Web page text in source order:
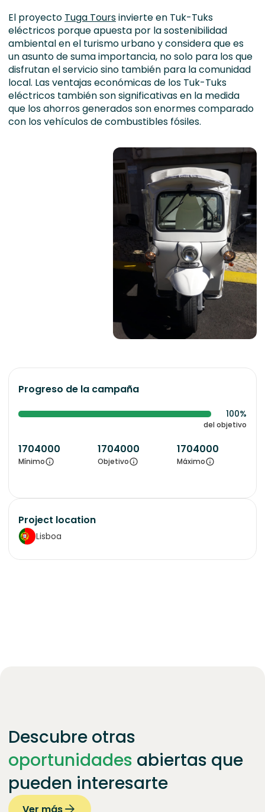
El proyecto Tuga Toursinvierte en Tuk-Tuks
eléctricos porque apuesta por la sostenibilidad
ambiental en el turismo urbano y considera que es
un asunto de suma importancia, no solo para los que
disfrutan el servicio sino también para la comunidad
local. Las ventajas económicas de los Tuk-Tuks
eléctricos también son significativas en la medida
que los ahorros generados son enormes comparado
con los vehículos de combustibles fósiles.
Progreso de la campaña
100%
del objetivo
1704000
Mínimo
1704000
Objetivo
1704000
Máximo
Project location
Lisboa
Descubre otras
oportunidades abiertas que
pueden interesarte
Ver más